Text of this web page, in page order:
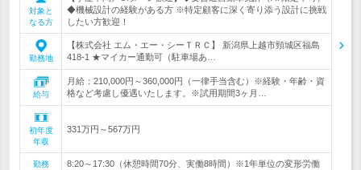
対象と
なる方
◆機械設計の経験がある方 ※特定顧客に深く寄り添う設計に挑戦
したい方歓迎！
勤務地
【株式会社 エム・エー・シーＴＲＣ】 新潟県上越市頸城区福島
418-1 ★マイカー通勤可（駐車場あ…
給与
月給：210,000円～360,000円（一律手当含む）※経験・年齢・資
格など考慮し優遇いたします。※試用期間3ヶ月…
初年度
年収
331万円～567万円
勤務
8:20～17:30（休憩時間70分、実働8時間）※1年単位の変形労働